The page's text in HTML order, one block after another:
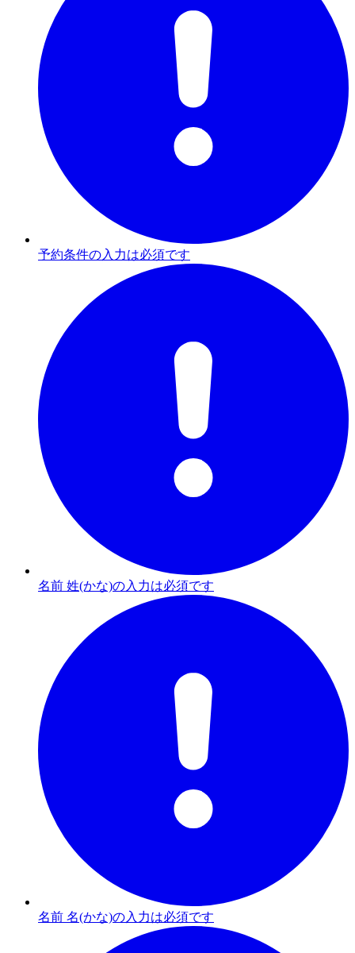
予約条件の入力は必須です
名前 姓(かな)の入力は必須です
名前 名(かな)の入力は必須です